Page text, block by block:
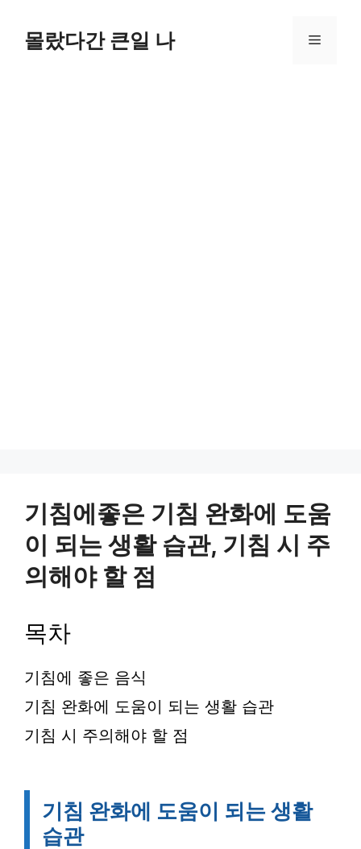
몰랐다간 큰일 나 메
기침에좋은 기침 완화에 도움
이 되는 생활 습관, 기침 시 주
의해야 할 점
목차
기침에 좋은 음식
기침 완화에 도움이 되는 생활 습관
기침 시 주의해야 할 점
기침 완화에 도움이 되는 생활
습관